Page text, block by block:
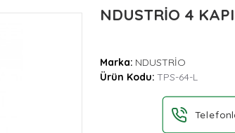
NDUSTRİO 4
Marka: NDUSTRİO
Ürün Kodu: TPS-64-L